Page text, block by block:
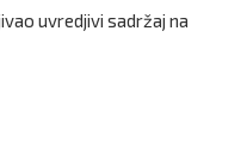
uvredjivi sadržaj na